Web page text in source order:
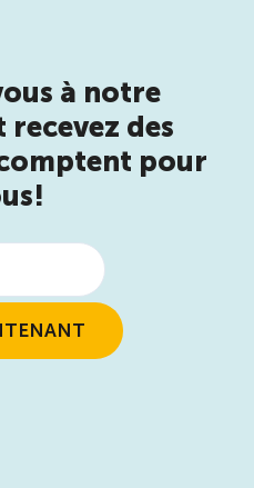
à notre
des
pour